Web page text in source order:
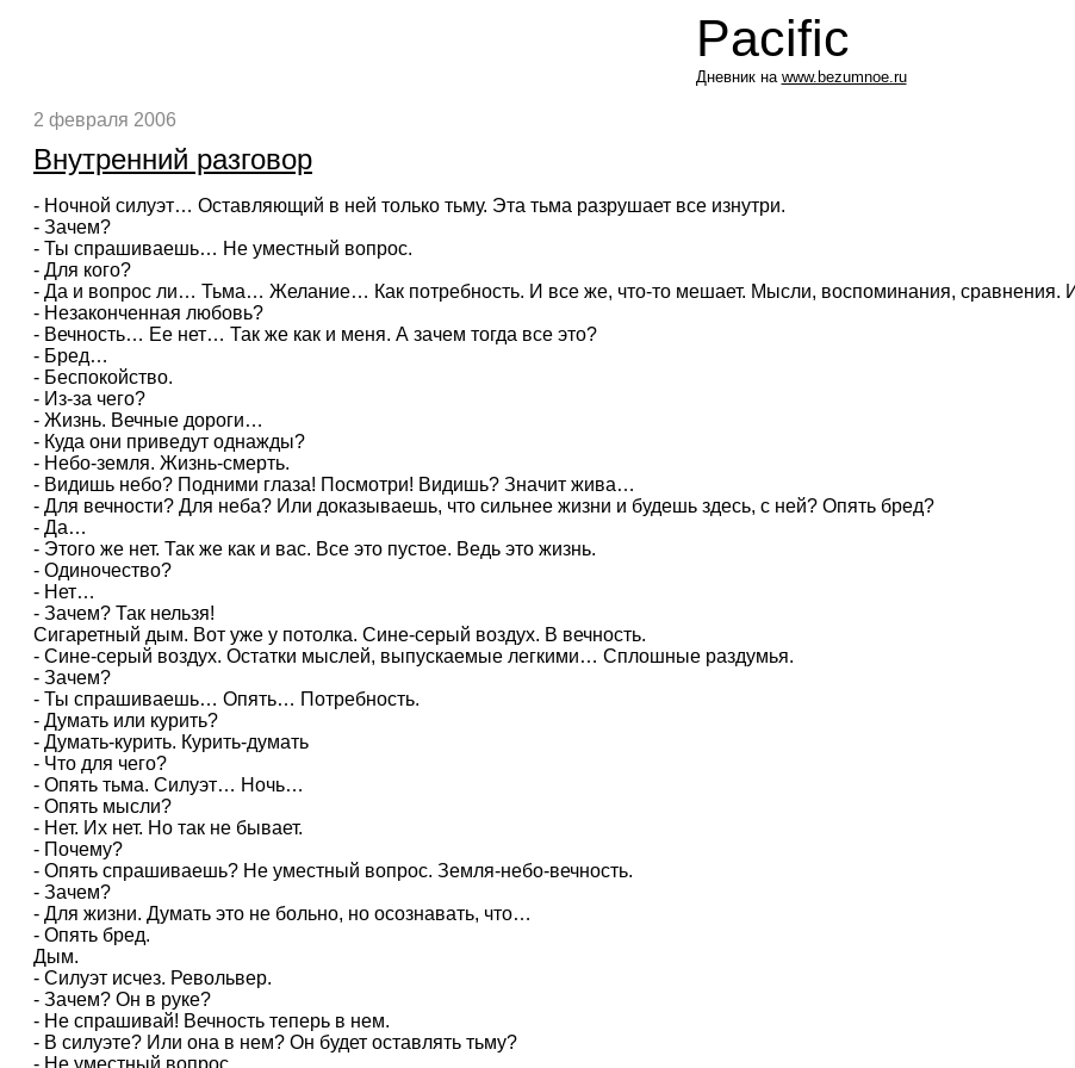
Pacific
Дневник на www.bezumnoe.ru
2 февраля 2006
Внутренний разговор
- Ночной силуэт… Оставляющий в ней только тьму. Эта тьма разрушает все изнутри.
- Зачем?
- Ты спрашиваешь… Не уместный вопрос.
- Для кого?
- Да и вопрос ли… Тьма… Желание… Как потребность. И все же, что-то мешает. Мысли, воспоминания, сравнения.
- Незаконченная любовь?
- Вечность… Ее нет… Так же как и меня. А зачем тогда все это?
- Бред…
- Беспокойство.
- Из-за чего?
- Жизнь. Вечные дороги…
- Куда они приведут однажды?
- Небо-земля. Жизнь-смерть.
- Видишь небо? Подними глаза! Посмотри! Видишь? Значит жива…
- Для вечности? Для неба? Или доказываешь, что сильнее жизни и будешь здесь, с ней? Опять бред?
- Да…
- Этого же нет. Так же как и вас. Все это пустое. Ведь это жизнь.
- Одиночество?
- Нет…
- Зачем? Так нельзя!
Сигаретный дым. Вот уже у потолка. Сине-серый воздух. В вечность.
- Сине-серый воздух. Остатки мыслей, выпускаемые легкими… Сплошные раздумья.
- Зачем?
- Ты спрашиваешь… Опять… Потребность.
- Думать или курить?
- Думать-курить. Курить-думать
- Что для чего?
- Опять тьма. Силуэт… Ночь…
- Опять мысли?
- Нет. Их нет. Но так не бывает.
- Почему?
- Опять спрашиваешь? Не уместный вопрос. Земля-небо-вечность.
- Зачем?
- Для жизни. Думать это не больно, но осознавать, что…
- Опять бред.
Дым.
- Силуэт исчез. Револьвер.
- Зачем? Он в руке?
- Не спрашивай! Вечность теперь в нем.
- В силуэте? Или она в нем? Он будет оставлять тьму?
- Не уместный вопрос.